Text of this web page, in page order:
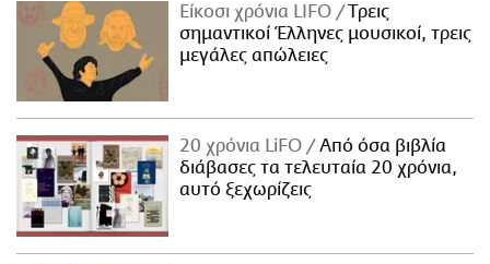
Είκοσι χρόνια LIFO
Tρεις
σημαντικοί Έλληνες μουσικοί, τρεις
μεγάλες απώλειες
20 χρόνια LiFO
Από όσα βιβλία
διάβασες τα τελευταία 20 χρόνια,
αυτό ξεχωρίζεις